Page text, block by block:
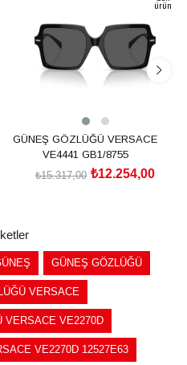
ürün
GÜNEŞ GÖZLÜĞÜ VERSACE
VE4441 GB1/8755
₺12.254,00
₺15.317,00
GÜNEŞ GÖZLÜĞÜ
VERSACE
VERSACE VE2270D
VE2270D 12527E63